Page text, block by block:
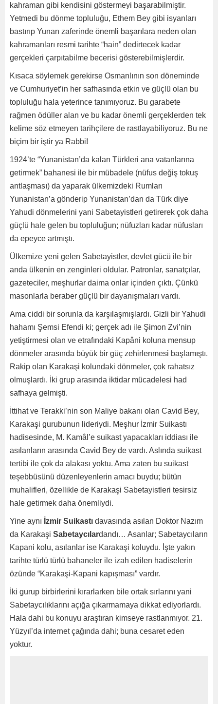
kahraman gibi kendisini göstermeyi başarabilmiştir.
Yetmedi bu dönme topluluğu, Ethem Bey gibi isyanları
bastırıp Yunan zaferinde önemli başarılara neden olan
kahramanları resmi tarihte “hain” dedirtecek kadar
gerçekleri çarpıtabilme becerisi gösterebilmişlerdir.
Kısaca söylemek gerekirse Osmanlının son döneminde
ve Cumhuriyet’in her safhasında etkin ve güçlü olan bu
topluluğu hala yeterince tanımıyoruz. Bu garabete
rağmen ödüller alan ve bu kadar önemli gerçeklerden tek
kelime söz etmeyen tarihçilere de rastlayabiliyoruz. Bu ne
biçim bir iştir ya Rabbi!
1924’te “Yunanistan’da kalan Türkleri ana vatanlarına
getirmek” bahanesi ile bir mübadele (nüfus değiş tokuş
antlaşması) da yaparak ülkemizdeki Rumları
Yunanistan’a gönderip Yunanistan’dan da Türk diye
Yahudi dönmelerini yani Sabetayistleri getirerek çok daha
güçlü hale gelen bu topluluğun; nüfuzları kadar nüfusları
da epeyce artmıştı.
Ülkemize yeni gelen Sabetayistler, devlet gücü ile bir
anda ülkenin en zenginleri oldular. Patronlar, sanatçılar,
gazeteciler, meşhurlar daima onlar içinden çıktı. Çünkü
masonlarla beraber güçlü bir dayanışmaları vardı.
Ama ciddi bir sorunla da karşılaşmışlardı. Gizli bir Yahudi
hahamı Şemsi Efendi ki; gerçek adı ile Şimon Zvi’nin
yetiştirmesi olan ve etrafındaki Kapâni koluna mensup
dönmeler arasında büyük bir güç zehirlenmesi başlamıştı.
Rakip olan Karakaşi kolundaki dönmeler, çok rahatsız
olmuşlardı. İki grup arasında iktidar mücadelesi had
safhaya gelmişti.
İttihat ve Terakki’nin son Maliye bakanı olan Cavid Bey,
Karakaşi gurubunun lideriydi. Meşhur İzmir Suikastı
hadisesinde, M. Kamâl’e suikast yapacakları iddiası ile
asılanların arasında Cavid Bey de vardı. Aslında suikast
tertibi ile çok da alakası yoktu. Ama zaten bu suikast
teşebbüsünü düzenleyenlerin amacı buydu; bütün
muhalifleri, özellikle de Karakaşi Sabetayistleri tesirsiz
hale getirmek daha önemliydi.
Yine aynı İzmir Suikastı davasında asılan Doktor Nazım
da Karakaşi Sabetaycılardandı… Asanlar; Sabetaycıların
Kapani kolu, asılanlar ise Karakaşi koluydu. İşte yakın
tarihte türlü türlü bahaneler ile izah edilen hadiselerin
özünde “Karakaşi-Kapani kapışması” vardır.
İki gurup birbirlerini kırarlarken bile ortak sırlarını yani
Sabetaycılıklarını açığa çıkarmamaya dikkat ediyorlardı.
Hala dahi bu konuyu araştıran kimseye rastlanmıyor. 21.
Yüzyıl’da internet çağında dahi; buna cesaret eden
yoktur.